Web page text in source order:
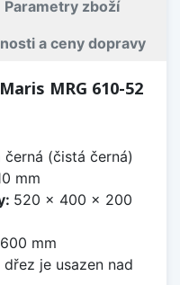
Parametry zboží
a ceny dopravy
MRG 610-52
černá (čistá černá)
mm
520 x 400 x 200
600 mm
dřez je usazen nad